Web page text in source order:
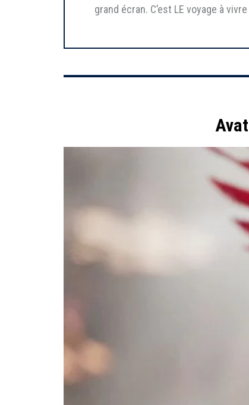
grand écran. C’est LE voyage à